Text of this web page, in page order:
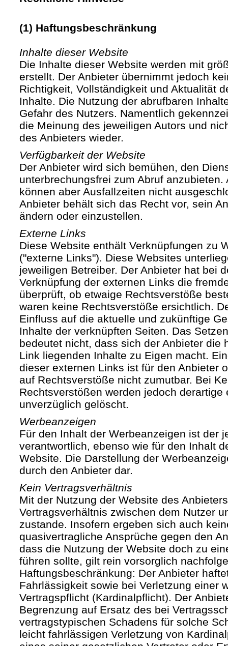
(1) Haftungsbeschränkung
Inhalte dieser Website
Die Inhalte dieser Website werden mit
erstellt. Der Anbieter übernimmt jedoch
Richtigkeit, Vollständigkeit und Aktualität
Inhalte. Die Nutzung der abrufbaren
Gefahr des Nutzers. Namentlich
die Meinung des jeweiligen Autors und
des Anbieters wieder.
Verfügbarkeit der Website
Der Anbieter wird sich bemühen, den
unterbrechungsfrei zum Abruf anzubieten.
können aber Ausfallzeiten nicht
Anbieter behält sich das Recht vor, sein
ändern oder einzustellen.
Externe Links
Diese Website enthält Verknüpfungen zu
("externe Links"). Diese Websites
jeweiligen Betreiber. Der Anbieter hat bei
Verknüpfung der externen Links die
überprüft, ob etwaige Rechtsverstöße
waren keine Rechtsverstöße ersichtlich.
Einfluss auf die aktuelle und zukünftige
Inhalte der verknüpften Seiten. Das
bedeutet nicht, dass sich der Anbieter die
Link liegenden Inhalte zu Eigen macht.
dieser externen Links ist für den Anbieter
auf Rechtsverstöße nicht zumutbar. Bei
Rechtsverstößen werden jedoch derartige
unverzüglich gelöscht.
Werbeanzeigen
Für den Inhalt der Werbeanzeigen ist der
verantwortlich, ebenso wie für den Inhalt
Website. Die Darstellung der
durch den Anbieter dar.
Kein Vertragsverhältnis
Mit der Nutzung der Website des
Vertragsverhältnis zwischen dem Nutzer
zustande. Insofern ergeben sich auch
quasivertragliche Ansprüche gegen den
dass die Nutzung der Website doch zu
führen sollte, gilt rein vorsorglich
Haftungsbeschränkung: Der Anbieter
Fahrlässigkeit sowie bei Verletzung einer
Vertragspflicht (Kardinalpflicht). Der
Begrenzung auf Ersatz des bei
vertragstypischen Schadens für solche
leicht fahrlässigen Verletzung von